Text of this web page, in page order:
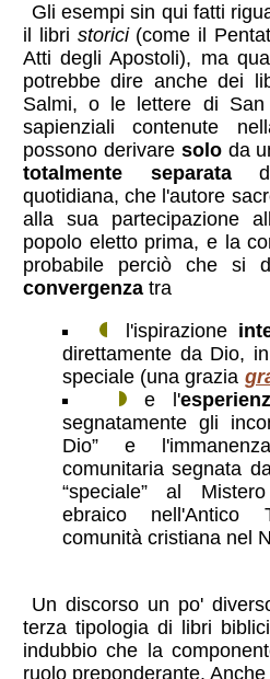
Gli esempi sin qui fatti
il libri storici(come il
Atti degli Apostoli), ma
potrebbe dire anche dei
Salmi, o le lettere di San
sapienziali contenute
possono derivare soloda
totalmente separata
quotidiana, che l'autore
alla sua partecipazione
popolo eletto prima, e la
probabile perciò che si
convergenzatra
l'ispirazione
direttamente da Dio,
speciale (una grazia
e l'
segnatamente gli
Dio” e
comunitaria segnata
“speciale” al
ebraico nell'Antico
comunità cristiana nel
Un discorso un po'
terza tipologia di libri
indubbio che la
ruolo preponderante.